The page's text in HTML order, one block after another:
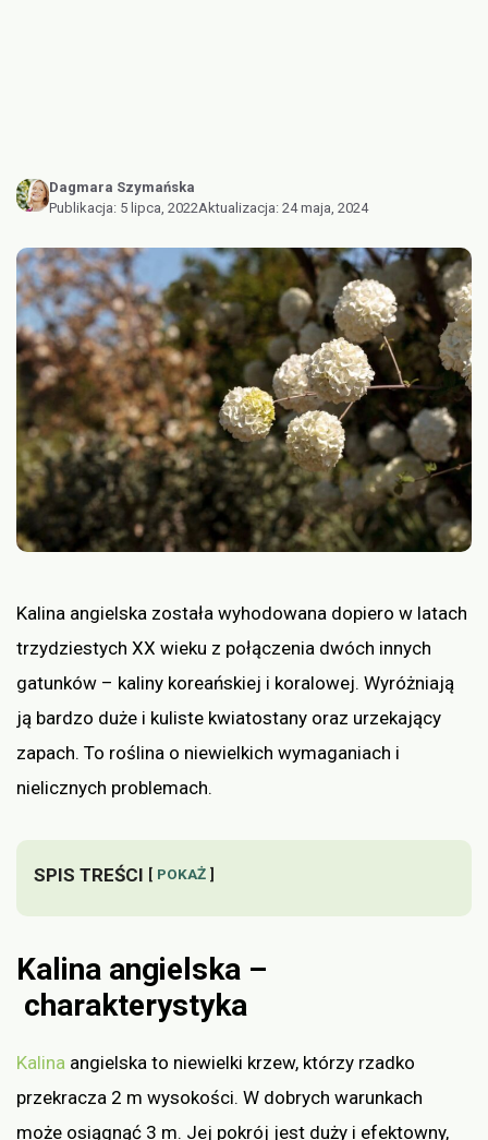
Dagmara Szymańska
Publikacja: 5 lipca, 2022Aktualizacja: 24 maja, 2024
Kalina angielska została wyhodowana dopiero w latach
trzydziestych XX wieku z połączenia dwóch innych
gatunków – kaliny koreańskiej i koralowej. Wyróżniają
ją bardzo duże i kuliste kwiatostany oraz urzekający
zapach. To roślina o niewielkich wymaganiach i
nielicznych problemach.
SPIS TREŚCI POKAŻ
Kalina angielska –
charakterystyka
Kalina angielska to niewielki krzew, którzy rzadko
przekracza 2 m wysokości. W dobrych warunkach
może osiągnąć 3 m. Jej pokrój jest duży i efektowny,